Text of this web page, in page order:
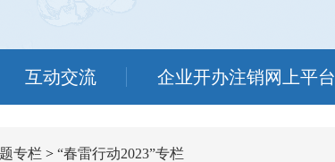
互动交流 企业开办注销网上平台
专栏 > “春雷行动2023”专栏